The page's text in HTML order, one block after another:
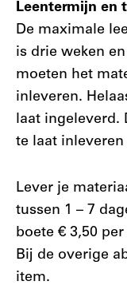
Leentermijn en
De maximale
is drie weken
moeten het
inleveren.
laat ingeleverd.
te laat
Lever je
tussen 1 – 7
boete € 3,50
Bij de overige
item.